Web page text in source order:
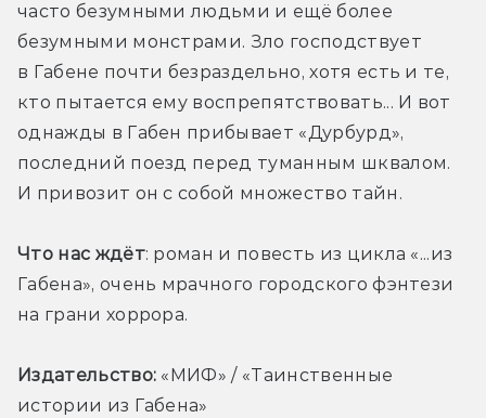
часто безумными людьми и ещё более
безумными монстрами. Зло господствует
в Габене почти безраздельно, хотя есть и те,
кто пытается ему воспрепятствовать... И вот
однажды в Габен прибывает «Дурбурд»,
последний поезд перед туманным шквалом.
И привозит он с собой множество тайн.
Что нас ждёт: роман и повесть из цикла «...из
Габена», очень мрачного городского фэнтези
на грани хоррора.
Издательство: «МИФ» / «Таинственные
истории из Габена»